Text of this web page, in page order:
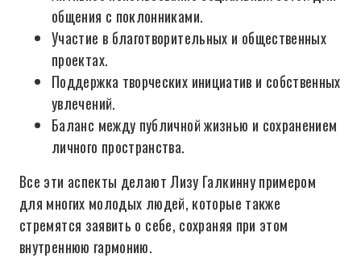
общения с поклонниками.
Участие в благотворительных и общественных
проектах.
Поддержка творческих инициатив и собственных
увлечений.
Баланс между публичной жизнью и сохранением
личного пространства.
Все эти аспекты делают Лизу Галкинну примером
для многих молодых людей, которые также
стремятся заявить о себе, сохраняя при этом
внутреннюю гармонию.